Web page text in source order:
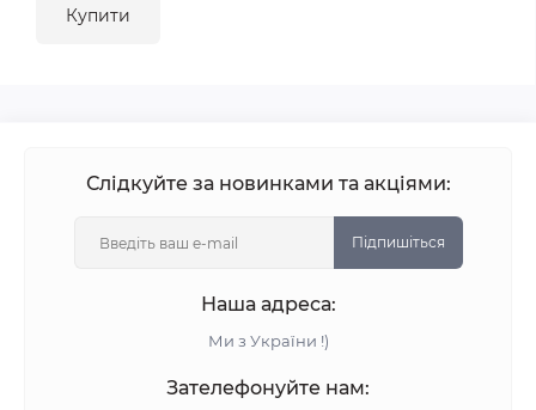
Купити
Слідкуйте за новинками та акціями:
Підпишіться
Наша адреса:
Ми з України !)
Зателефонуйте нам: